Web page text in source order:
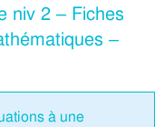
niv 2 – Fiches
–
à une